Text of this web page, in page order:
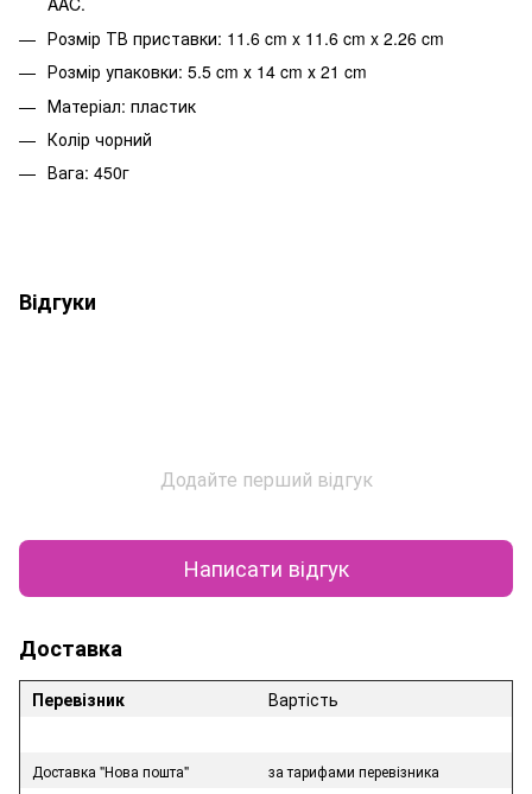
Розмір ТВ приставки: 11.6 cm x 11.6 cm x 2.26 cm
Розмір упаковки: 5.5 cm х 14 cm х 21 cm
Матеріал: пластик
Колір чорний
Вага: 450г
Відгуки
Додайте перший відгук
Написати відгук
Доставка
Перевізник Вартість
Доставка "Нова пошта"
за тарифами перевізника